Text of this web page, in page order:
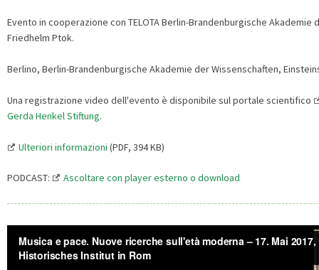
Evento in cooperazione con TELOTA Berlin-Brandenburgische
Friedhelm Ptok.
Berlino, Berlin-Brandenburgische Akademie der Wissenschaften,
Una registrazione video dell'evento è disponibile sul portale scientifico
Gerda Henkel Stiftung.
Ulteriori informazioni (PDF, 394 KB)
PODCAST: Ascoltare con player esterno o download